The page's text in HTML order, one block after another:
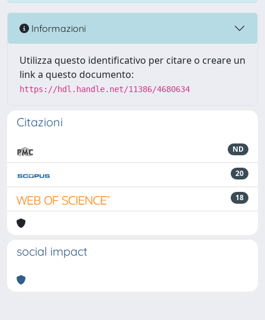
Informazioni
Utilizza questo identificativo per citare o creare un
link a questo documento:
https://hdl.handle.net/11386/4680634
Citazioni
ND
20
18
social impact